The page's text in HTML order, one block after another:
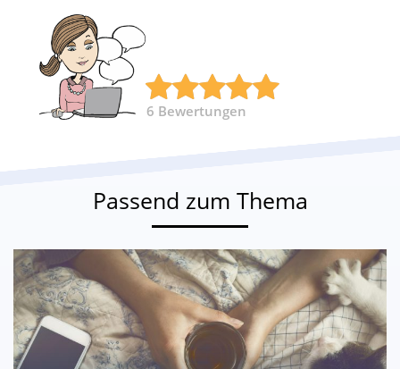
6 Bewertungen
Passend zum Thema